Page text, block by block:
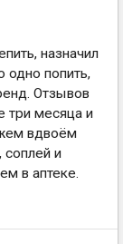
назначил
одно попить,
Отзывов
три месяца и
вдвоём
соплей и
в аптеке.